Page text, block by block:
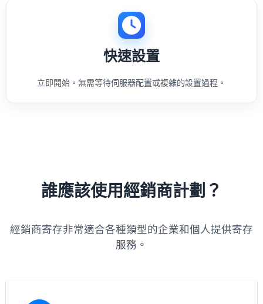
快速設置
立即開始。無需等待伺服器配置或複雜的設置過程。
誰應該使用經銷商計劃？
經銷商寄存非常適合各種類型的企業和個人提供寄存
服務。